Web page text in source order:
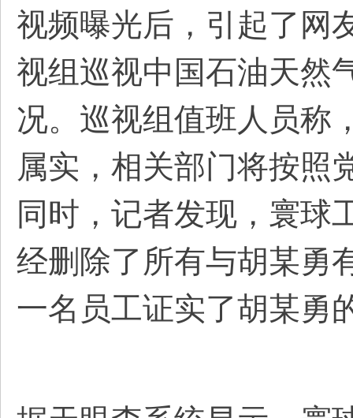
视频曝光后，引起了网
视组巡视中国石油天然
况。巡视组值班人员称
属实，相关部门将按照
同时，记者发现，寰球
经删除了所有与胡某勇
一名员工证实了胡某勇